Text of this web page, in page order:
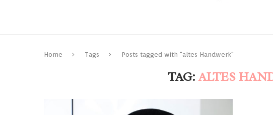
Home Tags Posts tagged with "altes Handwerk"
TAG:ALTES